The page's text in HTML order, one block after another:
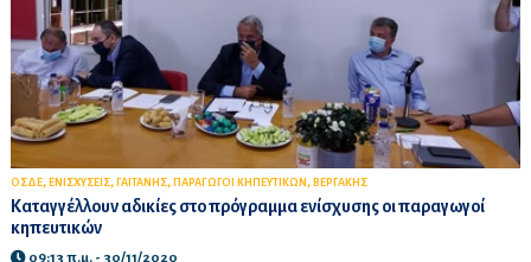
ΟΣΔΕ, ΕΝΙΣΧΥΣΕΙΣ, ΓΑΙΤΑΝΗΣ, ΠΑΡΑΓΩΓΟΙ ΚΗΠΕΥΤΙΚΩΝ , ΒΕΡΓΑΚΗΣ
Καταγγέλλουν αδικίες στο πρόγραμμα ενίσχυσης οι παραγωγοί
κηπευτικών
09:13 π.μ. - 30/11/2020